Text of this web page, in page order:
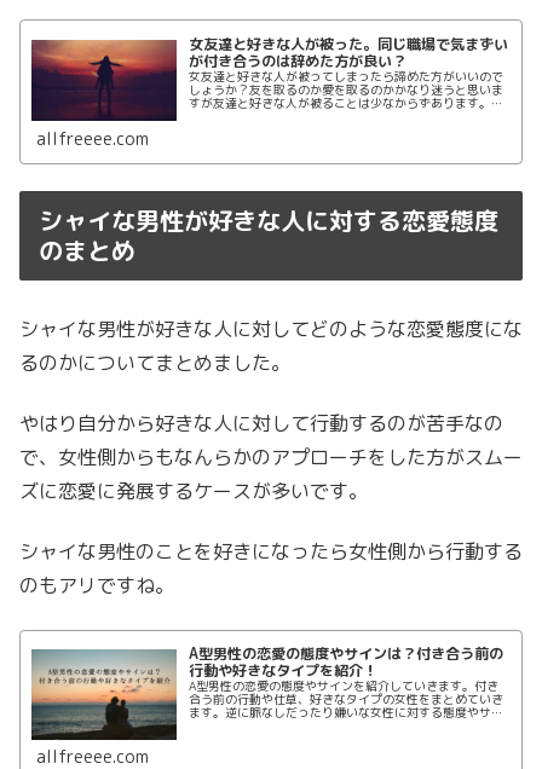
女友達と好きな人が被った。同じ職場で気まずい
が付き合うのは辞めた方が良い？
女友達と好きな人が被ってしまったら諦めた方がいいので
しょうか？友を取るのか愛を取るのかかなり迷うと思いま
すが友達と好きな人が被ることは少なからずあります。同
allfreeee.com
シャイな男性が好きな人に対する恋愛態度
のまとめ
シャイな男性が好きな人に対してどのような恋愛態度にな
るのかについてまとめました。
やはり自分から好きな人に対して行動するのが苦手なの
で、女性側からもなんらかのアプローチをした方がスムー
ズに恋愛に発展するケースが多いです。
シャイな男性のことを好きになったら女性側から行動する
のもアリですね。
A型男性の恋愛の態度やサインは？付き合う前の
行動や好きなタイプを紹介！
A型男性の恋愛の態度やサインを紹介していきます。付き
合う前の行動や仕草、好きなタイプの女性をまとめていき
ます。逆に脈なしだったり嫌いな女性に対する態度やサイ
allfreeee.com